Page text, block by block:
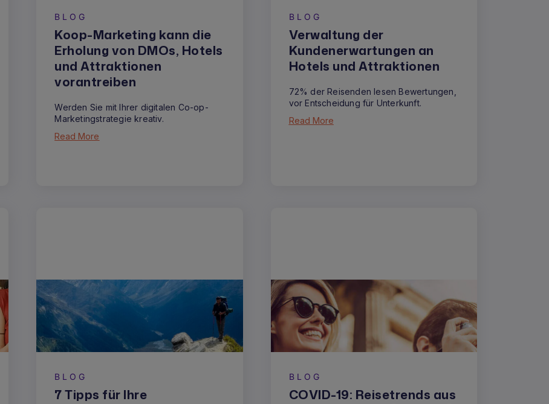
BLOG
Koop-Marketing kann die
Erholung von DMOs, Hotels
und Attraktionen
vorantreiben
Werden Sie mit Ihrer digitalen Co-op-
Marketingstrategie kreativ.
Read More
BLOG
Verwaltung der
Kundenerwartungen an
Hotels und Attraktionen
72% der Reisenden lesen Bewertungen,
vor Entscheidung für Unterkunft.
Read More
BLOG
7 Tipps für Ihre
BLOG
COVID-19: Reisetrends aus